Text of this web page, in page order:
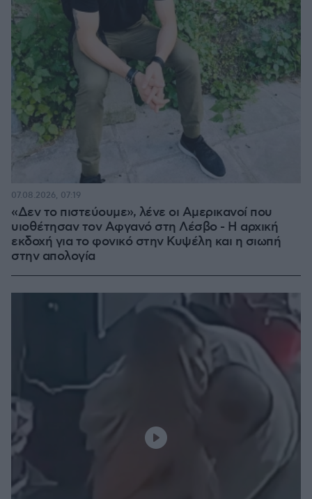
«Δεν το πιστεύουμε», λένε οι Αμερικανοί που
υιοθέτησαν τον Αφγανό στη Λέσβο - Η αρχική
εκδοχή για το φονικό στην Κυψέλη και η σιωπή
στην απολογία
07.08.2026, 07:19